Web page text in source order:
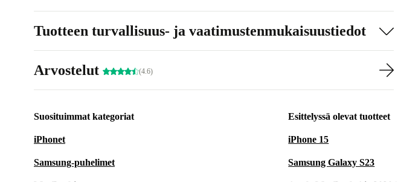
Tuotteen turvallisuus- ja vaatimustenmukaisuustiedot
Arvostelut (4.6)
Suosituimmat kategoriat
iPhonet
Samsung-puhelimet
Esittelyssä olevat tuotteet
iPhone 15
Samsung Galaxy S23